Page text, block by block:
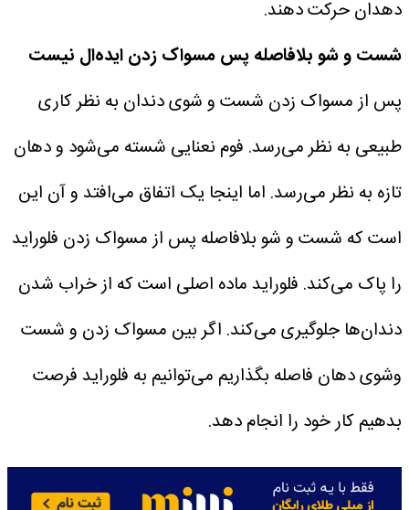
دهدان حرکت دهند.
شست و شو بلافاصله پس مسواک زدن ایده‌ال نیست
پس از مسواک زدن شست و شوی دندان به نظر کاری
طبیعی به نظر می‌رسد. فوم نعنایی شسته می‌شود و دهان
تازه به نظر می‌رسد. اما اینجا یک اتفاق می‌افتد و آن این
است که شست و شو بلافاصله پس از مسواک زدن فلوراید
را پاک می‌کند. فلوراید ماده اصلی است که از خراب شدن
دندان‌ها جلوگیری می‌کند. اگر بین مسواک زدن و شست
وشوی دهان فاصله بگذاریم می‌توانیم به فلوراید فرصت
بدهیم کار خود را انجام دهد.